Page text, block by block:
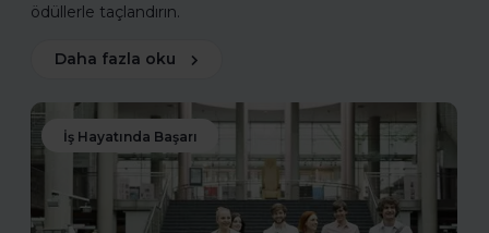
ödüllerle taçlandırın.
Daha fazla oku
İş Hayatında Başarı